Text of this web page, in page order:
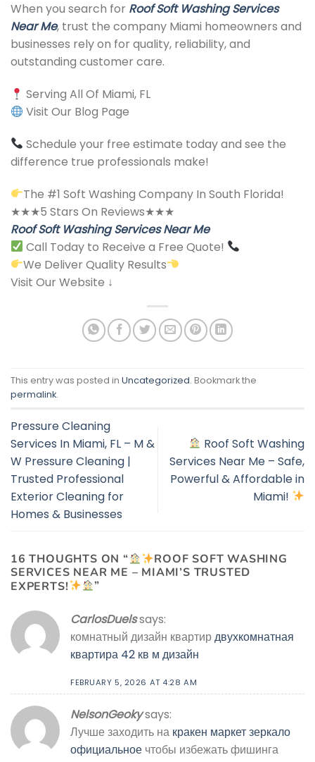
When you search for Roof Soft Washing Services
Near Me, trust the company Miami homeowners and
businesses rely on for quality, reliability, and
outstanding customer care.
Serving All Of Miami, FL
Visit Our Blog Page
Schedule your free estimate today and see the
difference true professionals make!
The #1 Soft Washing Company In South Florida!
★★★5 Stars On Reviews★★★
Roof Soft Washing Services Near Me
Call Today to Receive a Free Quote!
We Deliver Quality Results
Visit Our Website ↓
This entry was posted in Uncategorized. Bookmark the
permalink.
Pressure Cleaning
Services In Miami, FL – M &
W Pressure Cleaning |
Trusted Professional
Exterior Cleaning for
Homes & Businesses
Roof Soft Washing
Services Near Me – Safe,
Powerful & Affordable in
Miami!
16 THOUGHTS ON “
ROOF SOFT WASHING
SERVICES NEAR ME – MIAMI’S TRUSTED
EXPERTS!
”
CarlosDuelssays:
комнатный дизайн квартирдвухкомнатная
квартира 42 кв м дизайн
FEBRUARY 5, 2026 AT 4:28 AM
NelsonGeokysays:
Лучше заходить на кракен маркет зеркало
официальное чтобы избежать фишинга